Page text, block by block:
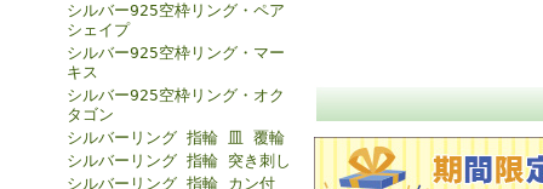
シルバー925空枠リング・ペア
シェイプ
シルバー925空枠リング・マー
キス
シルバー925空枠リング・オク
タゴン
シルバーリング 指輪 皿 覆輪
シルバーリング 指輪 突き刺し
シルバーリング 指輪 カン付